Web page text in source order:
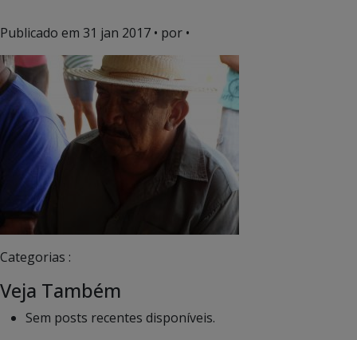
Publicado em 31 jan 2017 • por •
Categorias :
Veja Também
Sem posts recentes disponíveis.